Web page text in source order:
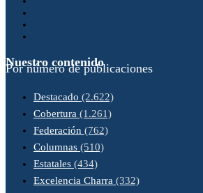
Nuestro contenido
Por número de publicaciones
Destacado (2.622)
Cobertura (1.261)
Federación (762)
Columnas (510)
Estatales (434)
Excelencia Charra (332)